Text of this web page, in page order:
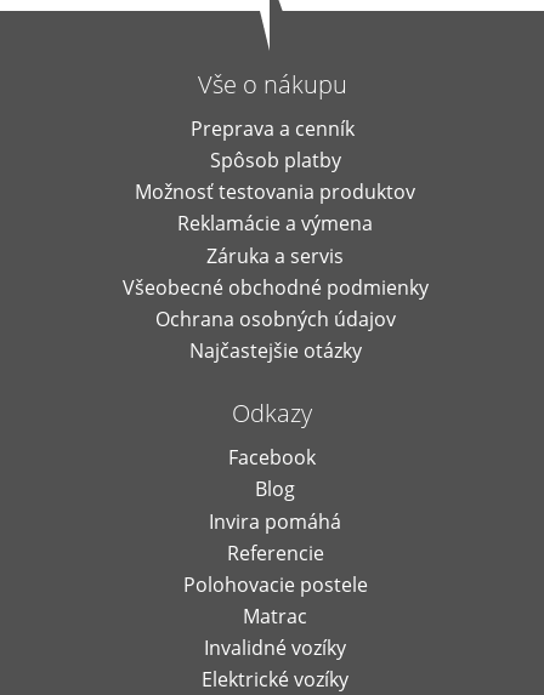
Vše o nákupu
Preprava a cenník
Spôsob platby
Možnosť testovania produktov
Reklamácie a výmena
Záruka a servis
Všeobecné obchodné podmienky
Ochrana osobných údajov
Najčastejšie otázky
Odkazy
Facebook
Blog
Invira pomáhá
Referencie
Polohovacie postele
Matrac
Invalidné vozíky
Elektrické vozíky